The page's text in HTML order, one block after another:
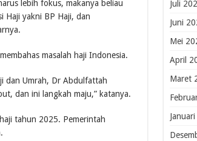
lebih fokus, makanya beliau
Haji yakni BP Haji, dan
masalah haji Indonesia.
dan Umrah, Dr Abdulfattah
dan ini langkah maju,” katanya.
tahun 2025. Pemerintah
Juli
Juni
Mei
April
Maret